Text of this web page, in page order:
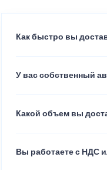
Как быстро вы
У вас собственный
Какой объем вы
Вы работаете с НДС